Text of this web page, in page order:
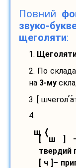
Повний
звуко-
щеголяти:
1.
2. По
на 3-му
3. [ шчегол’а
4.
щ ⟨
[ ш ] –
твердий
[ ч ]–